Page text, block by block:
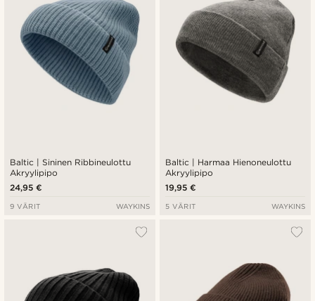
Baltic | Sininen Ribbineulottu
Akryylipipo
24,95 €
9 VÄRIT WAYKINS
Baltic | Harmaa Hienoneulottu
Akryylipipo
19,95 €
5 VÄRIT WAYKINS